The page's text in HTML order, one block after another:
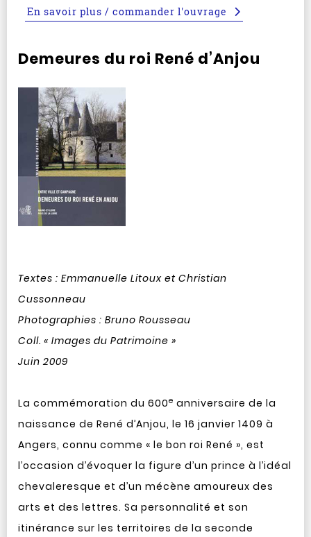
En savoir plus / commander l'ouvrage
Demeures du roi René d’Anjou
Textes : Emmanuelle Litoux et Christian
Cussonneau
Photographies : Bruno Rousseau
Coll. « Images du Patrimoine »
Juin 2009
La commémoration du 600e anniversaire de la
naissance de René d’Anjou, le 16 janvier 1409 à
Angers, connu comme « le bon roi René », est
l’occasion d’évoquer la figure d’un prince à l’idéal
chevaleresque et d’un mécène amoureux des
arts et des lettres. Sa personnalité et son
itinérance sur les territoires de la seconde